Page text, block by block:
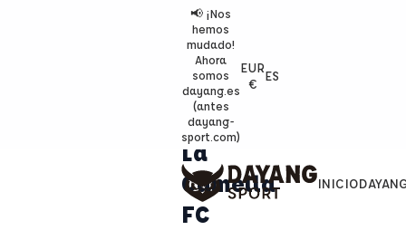
📢 ¡Nos
hemos
mudado!
Ahora
somos
dayang.es
(antes
dayang-
sport.com)
EUR
€ ES
INICIO
La
Camella
FC